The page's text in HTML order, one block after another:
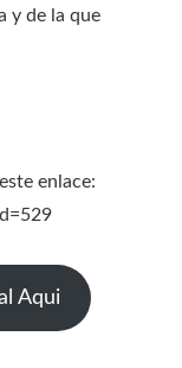
y de la que
enlace:
Aqui